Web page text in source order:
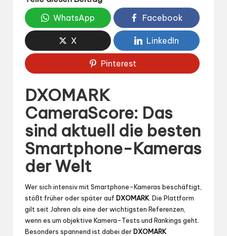
WhatsApp
Facebook
X LinkedIn
Pinterest
DXOMARK
CameraScore: Das
sind aktuell die besten
Smartphone-Kameras
der Welt
Wer sich intensiv mit Smartphone-Kameras beschäftigt,
stößt früher oder später auf DXOMARK. Die Plattform
gilt seit Jahren als eine der wichtigsten Referenzen,
wenn es um objektive Kamera-Tests und Rankings geht.
Besonders spannend ist dabei derDXOMARK